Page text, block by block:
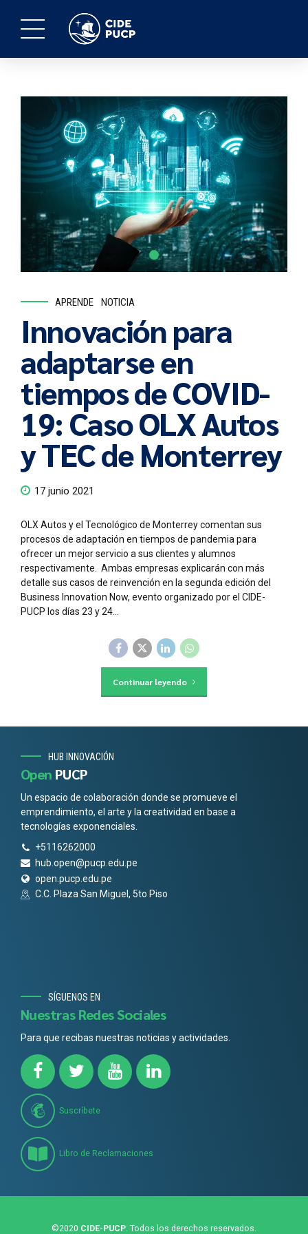
APRENDE NOTICIA
Innovación para
adaptarse en
tiempos de COVID-
19: Caso OLX Autos
y TEC de Monterrey
17 junio 2021
OLX Autos y el Tecnológico de Monterrey comentan sus
procesos de adaptación en tiempos de pandemia para
ofrecer un mejor servicio a sus clientes y alumnos
respectivamente. Ambas empresas explicarán con más
detalle sus casos de reinvención en la segunda edición del
Business Innovation Now, evento organizado por el CIDE-
PUCP los días 23 y 24...
Continuar leyendo
HUB INNOVACIÓN
Open PUCP
Un espacio de colaboración donde se promueve el
emprendimiento, el arte y la creatividad en base a
tecnologías exponenciales.
+5116262000
hub.open@pucp.edu.pe
open.pucp.edu.pe
C.C. Plaza San Miguel, 5to Piso
SÍGUENOS EN
Nuestras Redes Sociales
Para que recibas nuestras noticias y actividades.
Suscríbete
Libro de Reclamaciones
©2020 CIDE-PUCP. Todos los derechos reservados.